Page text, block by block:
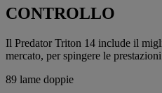
CONTROLLO
Il Predator Triton 14 include il
mercato, per spingere le
89 lame doppie